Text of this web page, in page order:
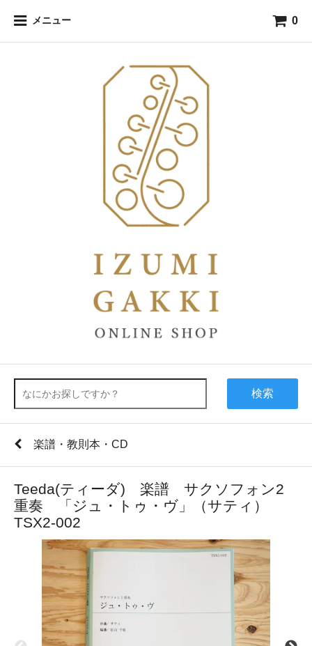
メニュー 0
検索
楽譜・教則本・CD
Teeda(ティーダ) 楽譜 サクソフォン2
重奏 「ジュ・トゥ・ヴ」（サティ）
TSX2-002